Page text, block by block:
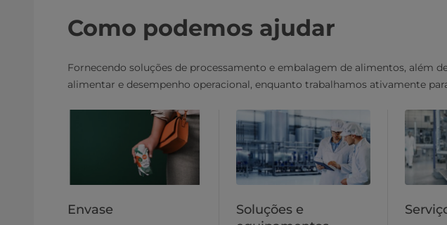
Como podemos ajudar
Fornecendo soluções de processamento e embalagem de alimentos, além
alimentar e desempenho operacional, enquanto trabalhamos ativamente
Envase
Soluções e